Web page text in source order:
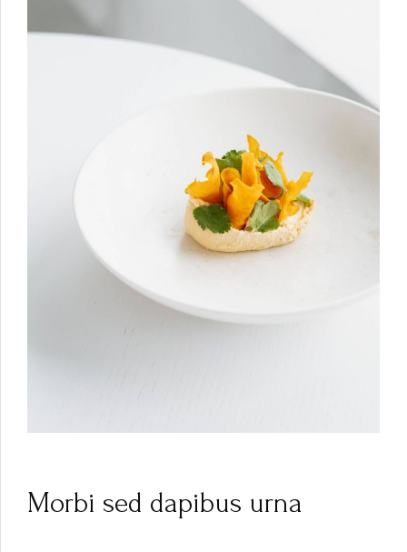
Morbi sed dapibus urna